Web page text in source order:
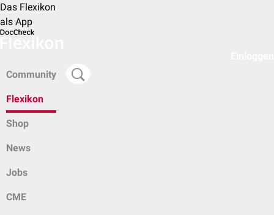
Das Flexikon
als App
Community
Flexikon
Shop
News
Jobs
CME